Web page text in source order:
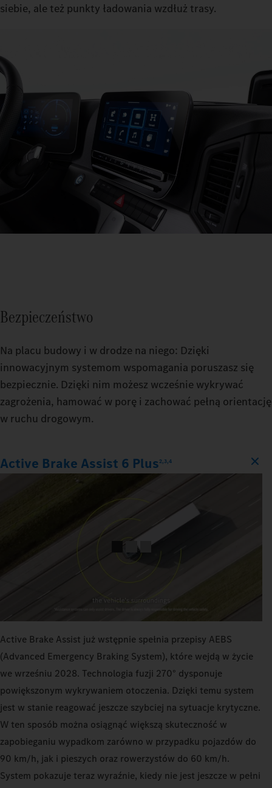
siebie, ale też punkty ładowania wzdłuż trasy.
Bezpieczeństwo
Na placu budowy i w drodze na niego: Dzięki
innowacyjnym systemom wspomagania poruszasz się
bezpiecznie. Dzięki nim możesz wcześnie wykrywać
zagrożenia, hamować w porę i zachować pełną orientację
w ruchu drogowym.
Active Brake Assist 6 Plus2,3,4
Active Brake Assist już wstępnie spełnia przepisy AEBS
(Advanced Emergency Braking System), które wejdą w życie
we wrześniu 2028. Technologia fuzji 270° dysponuje
powiększonym wykrywaniem otoczenia. Dzięki temu system
jest w stanie reagować jeszcze szybciej na sytuacje krytyczne.
W ten sposób można osiągnąć większą skuteczność w
zapobieganiu wypadkom zarówno w przypadku pojazdów do
90 km/h, jak i pieszych oraz rowerzystów do 60 km/h.
System pokazuje teraz wyraźnie, kiedy nie jest jeszcze w pełni